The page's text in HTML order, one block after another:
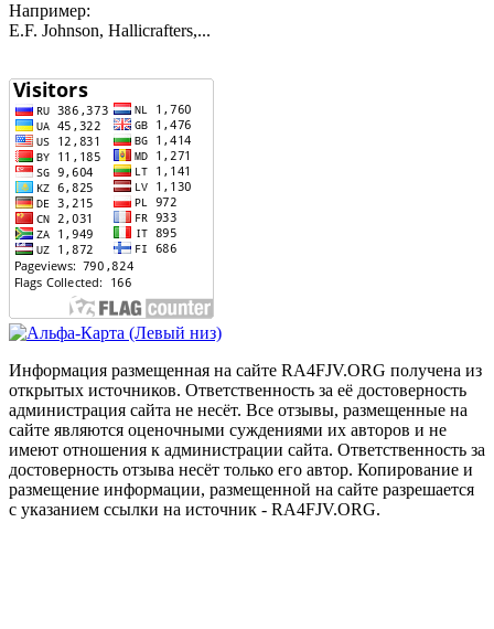
Например:
E.F. Johnson, Hallicrafters,...
Информация размещенная на сайте RA4FJV.ORG получена из
открытых источников. Ответственность за её достоверность
администрация сайта не несёт. Все отзывы, размещенные на
сайте являются оценочными суждениями их авторов и не
имеют отношения к администрации сайта. Ответственность за
достоверность отзыва несёт только его автор. Копирование и
размещение информации, размещенной на сайте разрешается
с указанием ссылки на источник - RA4FJV.ORG.